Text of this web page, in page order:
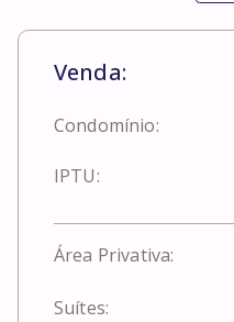
Venda:
Condomínio:
IPTU:
Área Privativa:
Suítes: